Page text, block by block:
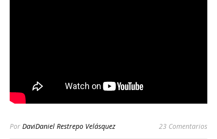
Por DaviDaniel Restrepo Velásquez 23 Comentarios